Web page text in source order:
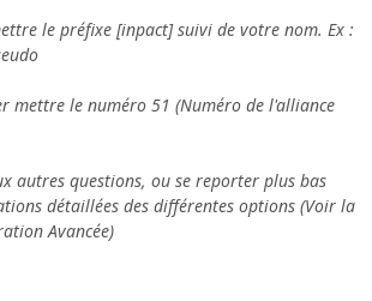
le préfixe [inpact] suivi de votre nom. Ex :
mettre le numéro 51 (Numéro de l'alliance
autres questions, ou se reporter plus bas
détaillées des différentes options (Voir la
Avancée)